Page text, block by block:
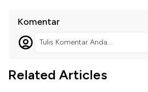
Komentar
Tulis Komentar Anda...
Related Articles